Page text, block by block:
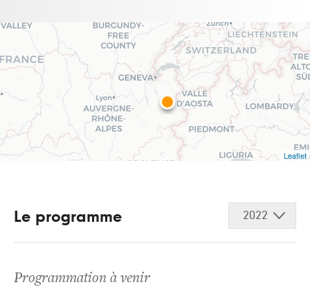
Leaflet
Le programme 2022
Programmation à venir